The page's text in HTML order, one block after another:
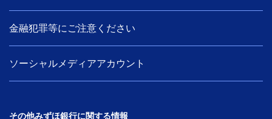
金融犯罪等にご注意ください
ソーシャルメディアアカウント
その他みずほ銀行に関する情報